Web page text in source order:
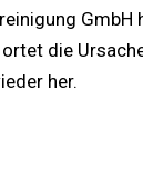
GmbH
die
her.